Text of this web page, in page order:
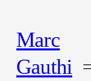
Marc
Gauthi